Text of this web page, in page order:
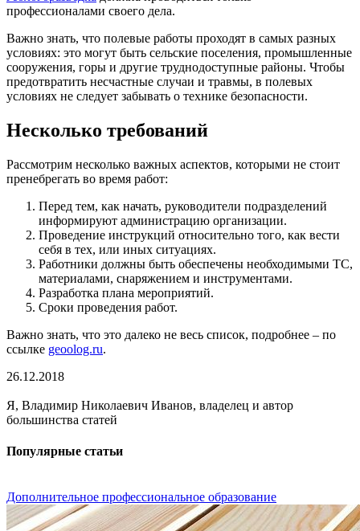
профессионалами своего дела.
Важно знать, что полевые работы проходят в самых разных
условиях: это могут быть сельские поселения, промышленные
сооружения, горы и другие труднодоступные районы. Чтобы
предотвратить несчастные случаи и травмы, в полевых
условиях не следует забывать о технике безопасности.
Несколько требований
Рассмотрим несколько важных аспектов, которыми не стоит
пренебрегать во время работ:
Перед тем, как начать, руководители подразделений
информируют администрацию организации.
Проведение инструкций относительно того, как вести
себя в тех, или иных ситуациях.
Работники должны быть обеспечены необходимыми ТС,
материалами, снаряжением и инструментами.
Разработка плана мероприятий.
Сроки проведения работ.
Важно знать, что это далеко не весь список, подробнее – по
ссылке geoolog.ru.
26.12.2018
Я, Владимир Николаевич Иванов, владелец и автор
большинства статей
Популярные статьи
Дополнительное профессиональное образование